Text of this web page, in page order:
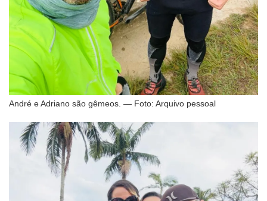
André e Adriano são gêmeos. — Foto: Arquivo pessoal